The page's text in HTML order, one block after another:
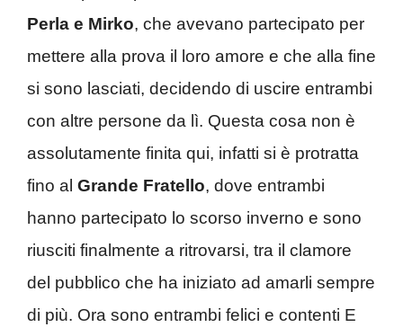
Perla e Mirko, che avevano partecipato per
mettere alla prova il loro amore e che alla fine
si sono lasciati, decidendo di uscire entrambi
con altre persone da lì. Questa cosa non è
assolutamente finita qui, infatti si è protratta
fino al Grande Fratello, dove entrambi
hanno partecipato lo scorso inverno e sono
riusciti finalmente a ritrovarsi, tra il clamore
del pubblico che ha iniziato ad amarli sempre
di più. Ora sono entrambi felici e contenti E